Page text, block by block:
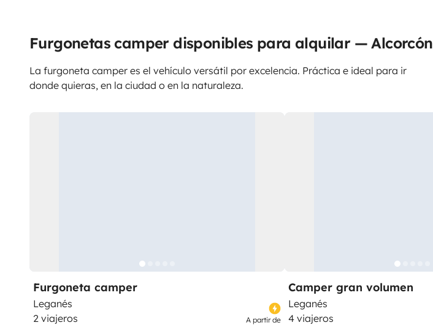
Furgonetas camper disponibles para alquilar — Alcorcón
La furgoneta camper es el vehículo versátil por excelencia. Práctica e ideal para ir
donde quieras, en la ciudad o en la naturaleza.
Furgoneta camper
Leganés
2 viajeros
A partir de
Camper gran volumen
Leganés
4 viajeros